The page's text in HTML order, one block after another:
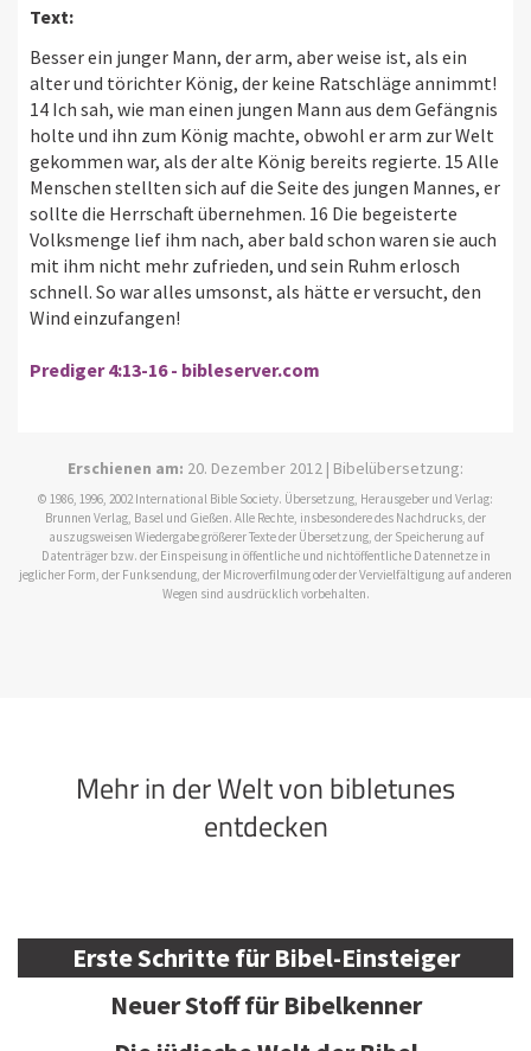
Text:
Besser ein junger Mann, der arm, aber weise ist, als ein
alter und törichter König, der keine Ratschläge annimmt!
14 Ich sah, wie man einen jungen Mann aus dem Gefängnis
holte und ihn zum König machte, obwohl er arm zur Welt
gekommen war, als der alte König bereits regierte. 15 Alle
Menschen stellten sich auf die Seite des jungen Mannes, er
sollte die Herrschaft übernehmen. 16 Die begeisterte
Volksmenge lief ihm nach, aber bald schon waren sie auch
mit ihm nicht mehr zufrieden, und sein Ruhm erlosch
schnell. So war alles umsonst, als hätte er versucht, den
Wind einzufangen!
Prediger 4:13-16 - bibleserver.com
Erschienen am: 20. Dezember 2012 | Bibelübersetzung:
© 1986, 1996, 2002 International Bible Society. Übersetzung, Herausgeber und Verlag:
Brunnen Verlag, Basel und Gießen. Alle Rechte, insbesondere des Nachdrucks, der
auszugsweisen Wiedergabe größerer Texte der Übersetzung, der Speicherung auf
Datenträger bzw. der Einspeisung in öffentliche und nichtöffentliche Datennetze in
jeglicher Form, der Funksendung, der Microverfilmung oder der Vervielfältigung auf anderen
Wegen sind ausdrücklich vorbehalten.
Mehr in der Welt von bibletunes
entdecken
Erste Schritte für Bibel-Einsteiger
Neuer Stoff für Bibelkenner